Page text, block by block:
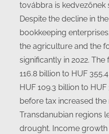
továbbra is kedvezőnek
Despite the decline in
bookkeeping
the agriculture and the
significantly in 2022.
116.8 billion to HUF
HUF 109.3 billion to
before tax increased
Transdanubian regions
drought. Income